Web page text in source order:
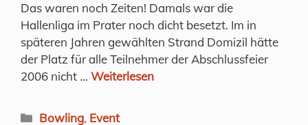
Das waren noch Zeiten! Damals war die
Hallenliga im Prater noch dicht besetzt. Im in
späteren Jahren gewählten Strand Domizil hätte
der Platz für alle Teilnehmer der Abschlussfeier
2006 nicht … Weiterlesen
Kategorien
Bowling, Event